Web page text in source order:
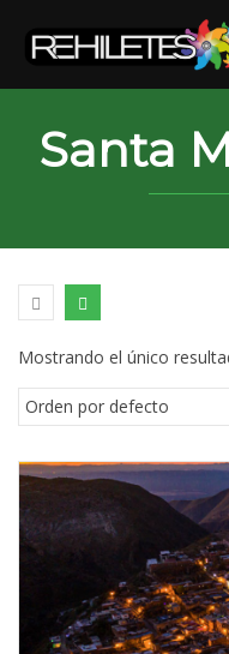
content
Santa
Mostrando el único